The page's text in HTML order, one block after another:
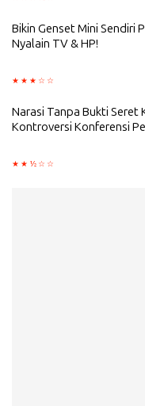
Bikin Genset Mini Sendiri
Nyalain TV & HP!
Narasi Tanpa Bukti Seret
Kontroversi Konferensi